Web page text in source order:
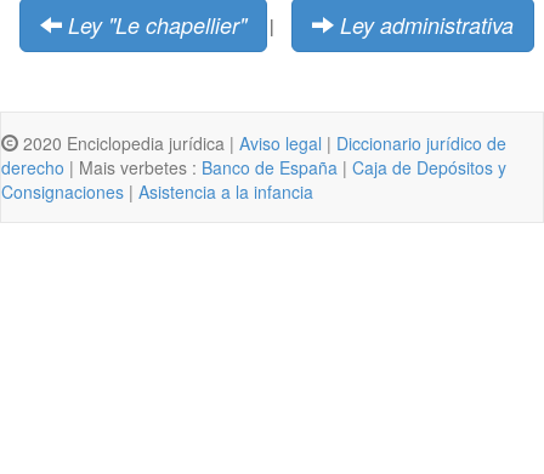
Ley "Le chapellier" | Ley administrativa
2020 Enciclopedia jurídica | Aviso legal | Diccionario jurídico de
derecho | Mais verbetes : Banco de España | Caja de Depósitos y
Consignaciones | Asistencia a la infancia